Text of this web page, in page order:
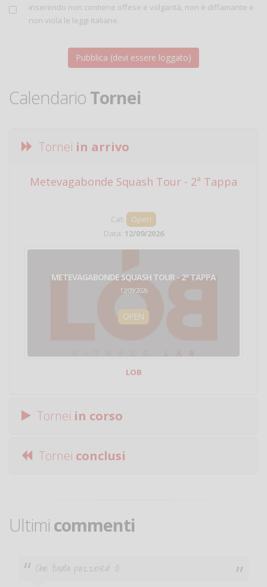
inserendo non contiene offese e volgarità, non è diffamante e
non viola le leggi italiane.
Calendario Tornei
Tornei in arrivo
Metevagabonde Squash Tour - 2ª Tappa
Cat:
Open
Data: 12/09/2026
METEVAGABONDE SQUASH TOUR - 2ª TAPPA
12/09/2026
OPEN
LOB
Tornei in corso
Tornei conclusi
Ultimi commenti
Ciao. Sono a Treviglio da poco e vorrei tornare a
giocare. Se sei in zona e puoi giocare fammi sapere.